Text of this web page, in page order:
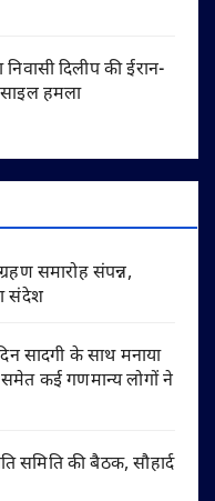
दिलीप की ईरान-
हमला
समारोह संपन्न,
संदेश
सादगी के साथ मनाया
समेत कई गणमान्य लोगों ने
समिति की बैठक, सौहार्द